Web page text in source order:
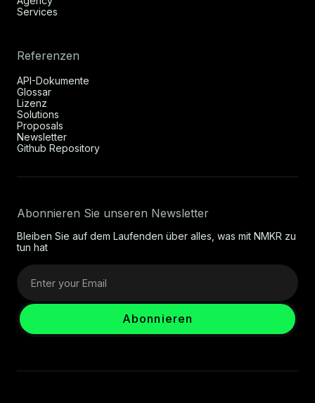
Services
Referenzen
API-Dokumente
Glossar
Lizenz
Solutions
Proposals
Newsletter
Github Repository
Abonnieren Sie unseren Newsletter
Bleiben Sie auf dem Laufenden über alles, was mit NMKR zu
tun hat